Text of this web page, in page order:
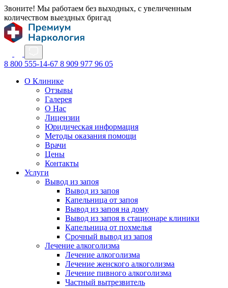
Звоните! Мы работаем без выходных, с увеличенным
количеством выездных бригад
8 800 555-14-67 8 909 977 96 05
О Клинике
Отзывы
Галерея
О Нас
Лицензии
Юридическая информация
Методы оказания помощи
Врачи
Цены
Контакты
Услуги
Вывод из запоя
Вывод из запоя
Капельница от запоя
Вывод из запоя на дому
Вывод из запоя в стационаре клиники
Капельница от похмелья
Срочный вывод из запоя
Лечение алкоголизма
Лечение алкоголизма
Лечение женского алкоголизма
Лечение пивного алкоголизма
Частный вытрезвитель